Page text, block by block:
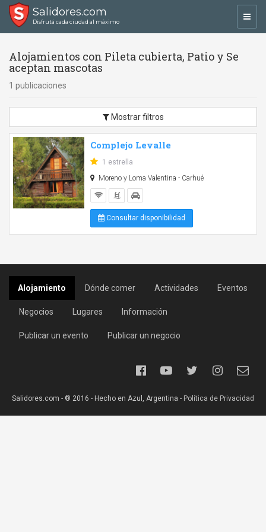
Salidores.com
Disfrutá cada ciudad al máximo
Alojamientos con Pileta cubierta, Patio y Se
aceptan mascotas
1 publicaciones
Mostrar filtros
Complejo Levalle
1 estrella
Moreno y Loma Valentina - Carhué
Consultar disponibilidad
Alojamiento Dónde comer Actividades Eventos
Negocios Lugares Información
Publicar un evento Publicar un negocio
Salidores.com - ® 2016 - Hecho en Azul, Argentina - Política de Privacidad